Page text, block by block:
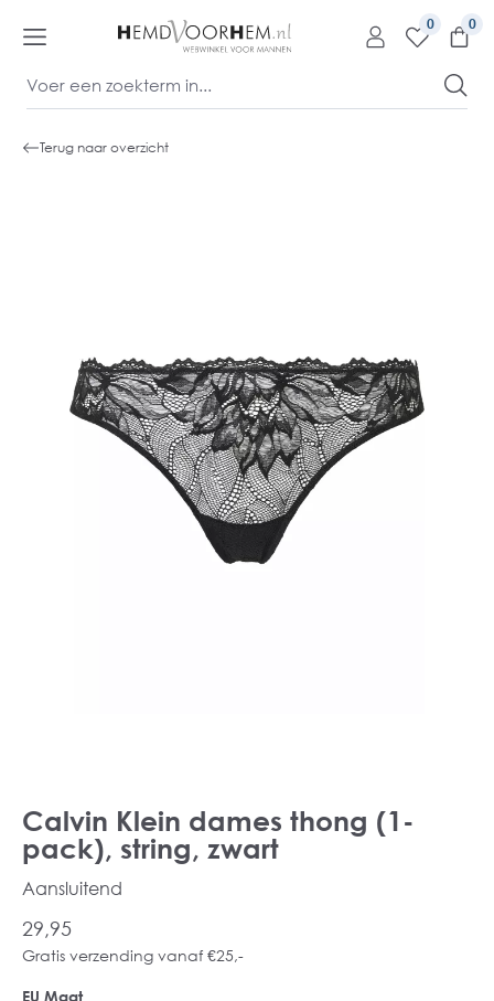
0
Terug naar overzicht
Calvin Klein dames thong (1-
pack), string, zwart
Aansluitend
29,95
Gratis verzending vanaf €25,-
EU Maat